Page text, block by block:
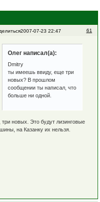
61
2007-07-23 22:47
Олег написал(а):
Dmitry
ты имеешь ввиду, еще три
новых? В прошлом
сообщении ты написал, что
больше ни одной.
три новых. Это будут лизинговые
на Казанку их нельзя.